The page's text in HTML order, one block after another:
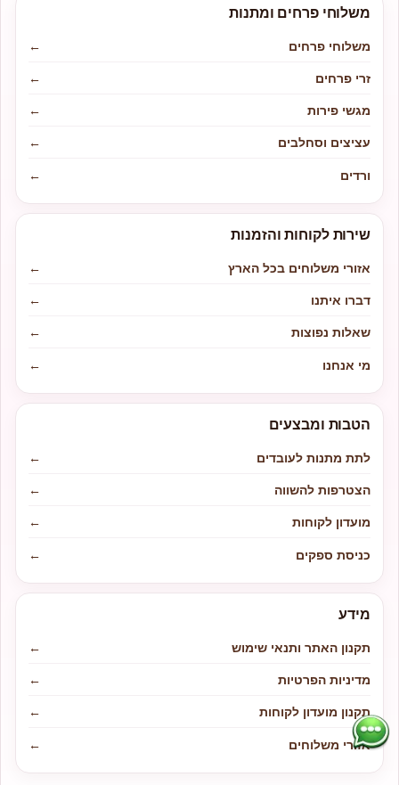
משלוחי פרחים ומתנות
משלוחי פרחים
←
זרי פרחים
←
מגשי פירות
←
עציצים וסחלבים
←
ורדים
←
שירות לקוחות והזמנות
אזורי משלוחים בכל הארץ
←
דברו איתנו
←
שאלות נפוצות
←
מי אנחנו
←
הטבות ומבצעים
לתת מתנות לעובדים
←
הצטרפות להשווה
←
מועדון לקוחות
←
כניסת ספקים
←
מידע
תקנון האתר ותנאי שימוש
←
מדיניות הפרטיות
←
תקנון מועדון לקוחות
←
אזורי משלוחים
←